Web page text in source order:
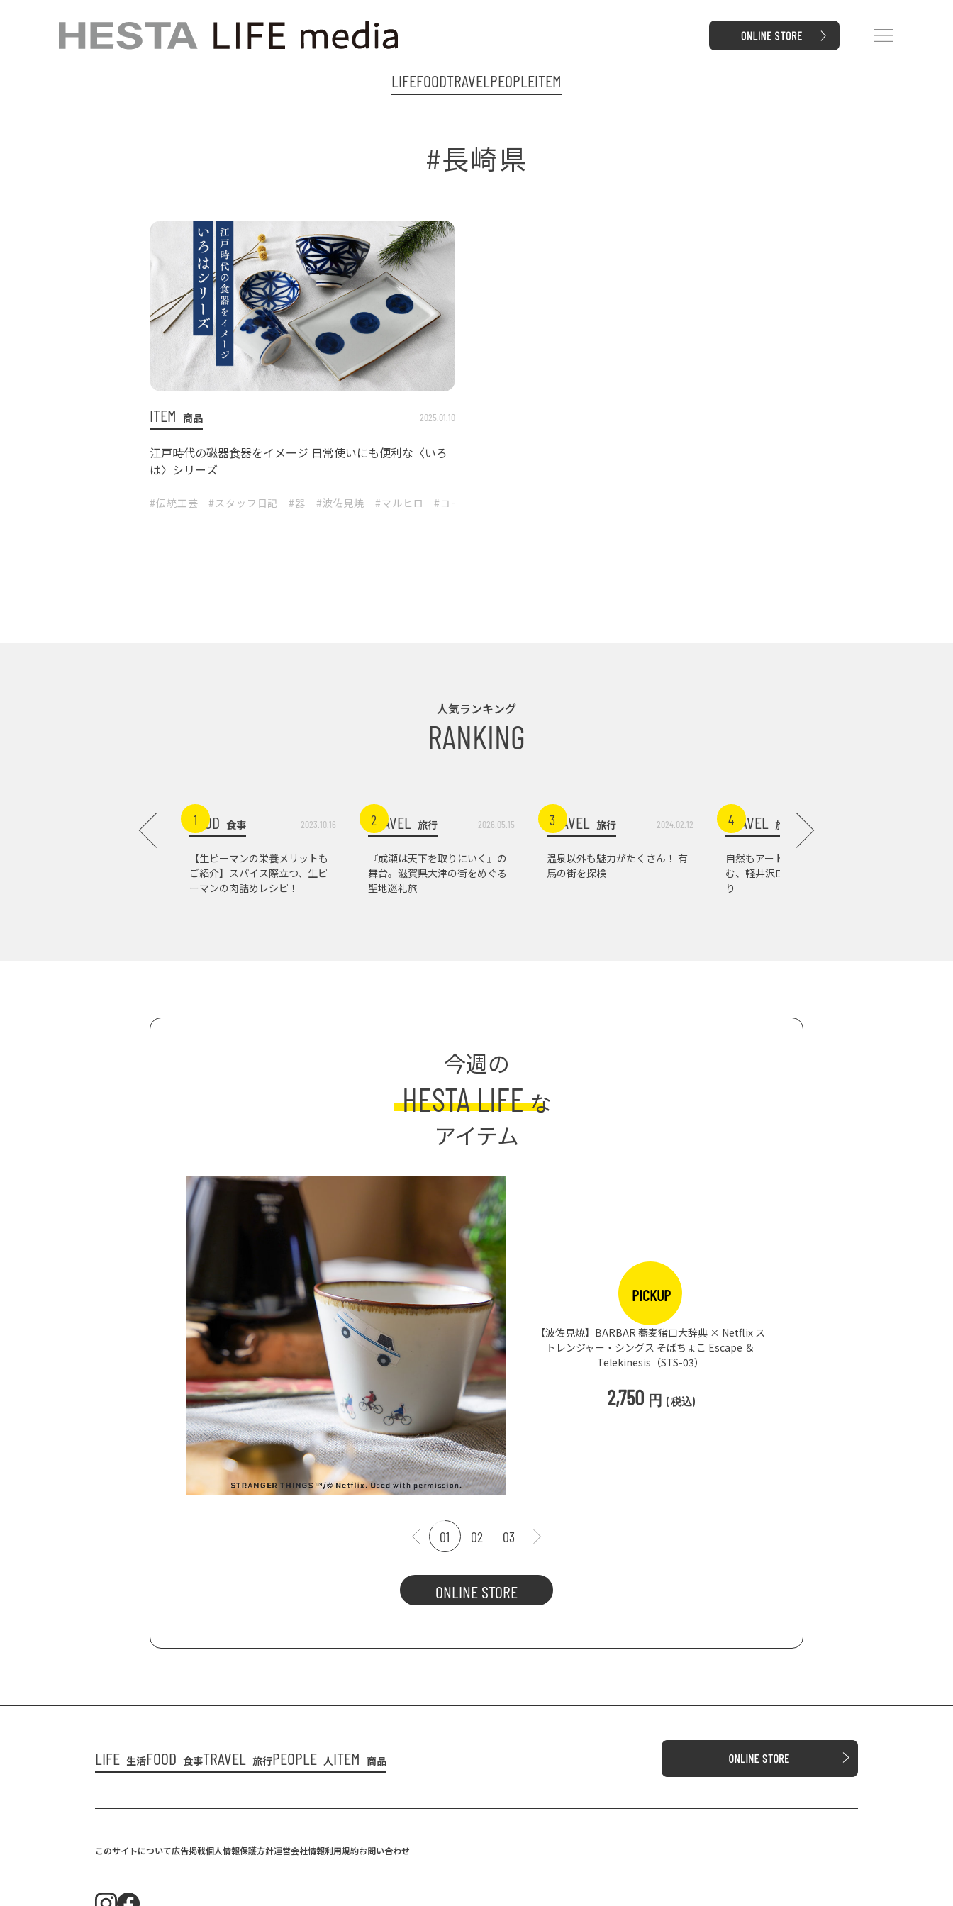
LIFEFOODTRAVELPEOPLEITEM
#長崎県
ITEM 商品 2025.01.10
江戸時代の磁器食器をイメージ 日常使いにも便利な〈いろ
は〉シリーズ
#伝統工芸 #スタッフ日記 #器 #波佐見焼 #マルヒロ #コーディネート
人気ランキング
RANKING
1FOOD 食事 2023.10.16
【生ピーマンの栄養メリットも
ご紹介】スパイス際立つ、生ピ
ーマンの肉詰めレシピ！
2
TRAVEL 旅行 2026.05.15
『成瀬は天下を取りにいく』の
舞台。滋賀県大津の街をめぐる
聖地巡礼旅
3
TRAVEL 旅行 2024.02.12
温泉以外も魅力がたくさん！ 有
馬の街を探検
4
TRAVEL 旅行
自然もアートもグルメも楽し
む、軽井沢ローカルスポット巡
り
今週の
HESTA LIFEな
アイテム
PICKUP
【波佐見焼】BARBAR 蕎麦猪口大辞典 × Netflix ス
トレンジャー・シングス そばちょこ Escape ＆
Telekinesis（STS-03）
2,750 円 (税込)
01 02 03
ONLINE STORE
LIFE 生活FOOD 食事TRAVEL 旅行PEOPLE 人ITEM 商品
このサイトについて広告掲載個人情報保護方針運営会社情報利用規約お問い合わせ